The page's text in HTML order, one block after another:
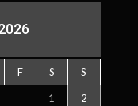
F S S
1 2